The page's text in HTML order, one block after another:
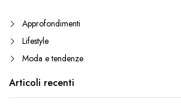
Approfondimenti
Lifestyle
Moda e tendenze
Articoli recenti